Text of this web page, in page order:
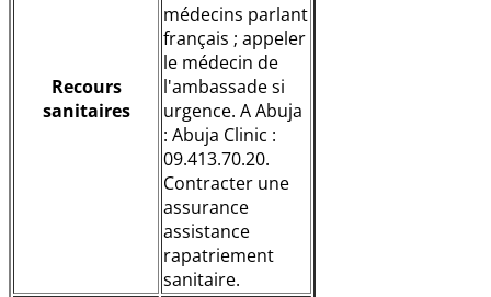
Recours
sanitaires
médecins parlant
français ; appeler
le médecin de
l'ambassade si
urgence. A Abuja
: Abuja Clinic :
09.413.70.20.
Contracter une
assurance
assistance
rapatriement
sanitaire.